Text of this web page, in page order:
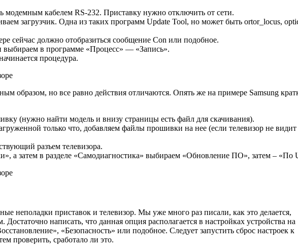
кабелем RS-232. Приставку нужно отключить от сети.
загрузчик. Одна из таких программ Update Tool, но может быть ortor_locus,
сейчас должно отобразиться сообщение Con или подобное.
в программе «Процесс» — «Запись».
процедура.
образом, но все равно действия отличаются. Опять же на примере Samsung
(нужно найти модель и внизу страницы есть файл для скачивания).
только что, добавляем файлы прошивки на нее (если телевизор не видит
разъем телевизора.
а затем в разделе «Самодиагностика» выбираем «Обновление ПО», затем – «По
неполадки приставок и телевизор. Мы уже много раз писали, как это делается,
Достаточно написать, что данная опция располагается в настройках устройства на
«Безопасность» или подобное. Следует запустить сброс настроек к
проверить, сработало ли это.